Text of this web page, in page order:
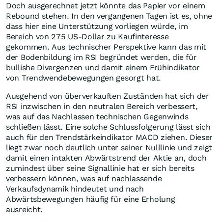
Doch ausgerechnet jetzt könnte das Papier vor einem
Rebound stehen. In den vergangenen Tagen ist es, ohne
dass hier eine Unterstützung vorliegen würde, im
Bereich von 275 US-Dollar zu Kaufinteresse
gekommen. Aus technischer Perspektive kann das mit
der Bodenbildung im RSI begründet werden, die für
bullishe Divergenzen und damit einem Frühindikator
von Trendwendebewegungen gesorgt hat.
Ausgehend von überverkauften Zuständen hat sich der
RSI inzwischen in den neutralen Bereich verbessert,
was auf das Nachlassen technischen Gegenwinds
schließen lässt. Eine solche Schlussfolgerung lässt sich
auch für den Trendstärkeindikator MACD ziehen. Dieser
liegt zwar noch deutlich unter seiner Nulllinie und zeigt
damit einen intakten Abwärtstrend der Aktie an, doch
zumindest über seine Signallinie hat er sich bereits
verbessern können, was auf nachlassende
Verkaufsdynamik hindeutet und nach
Abwärtsbewegungen häufig für eine Erholung
ausreicht.